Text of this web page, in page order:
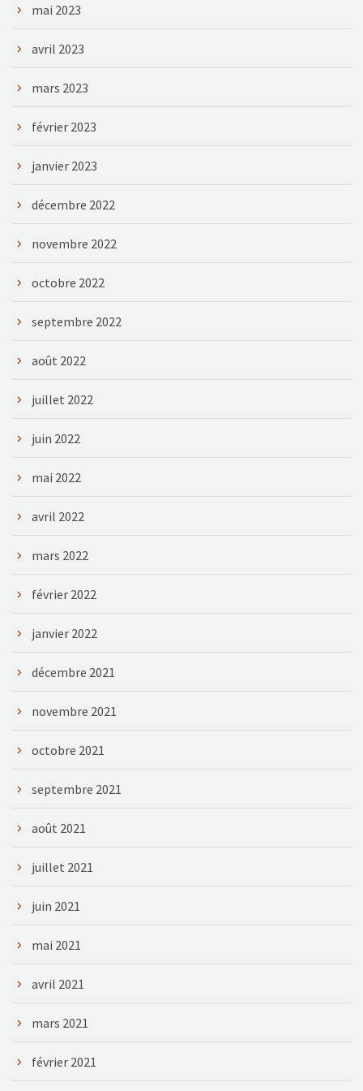
mai 2023
avril 2023
mars 2023
février 2023
janvier 2023
décembre 2022
novembre 2022
octobre 2022
septembre 2022
août 2022
juillet 2022
juin 2022
mai 2022
avril 2022
mars 2022
février 2022
janvier 2022
décembre 2021
novembre 2021
octobre 2021
septembre 2021
août 2021
juillet 2021
juin 2021
mai 2021
avril 2021
mars 2021
février 2021